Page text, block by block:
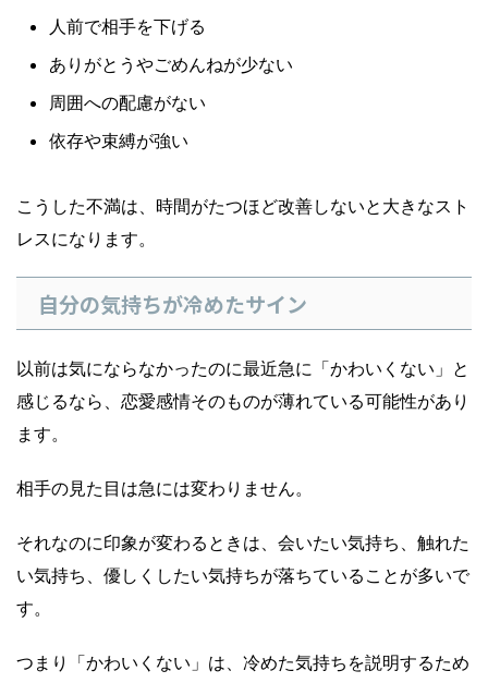
人前で相手を下げる
ありがとうやごめんねが少ない
周囲への配慮がない
依存や束縛が強い
こうした不満は、時間がたつほど改善しないと大きなスト
レスになります。
自分の気持ちが冷めたサイン
以前は気にならなかったのに最近急に「かわいくない」と
感じるなら、恋愛感情そのものが薄れている可能性があり
ます。
相手の見た目は急には変わりません。
それなのに印象が変わるときは、会いたい気持ち、触れた
い気持ち、優しくしたい気持ちが落ちていることが多いで
す。
つまり「かわいくない」は、冷めた気持ちを説明するため